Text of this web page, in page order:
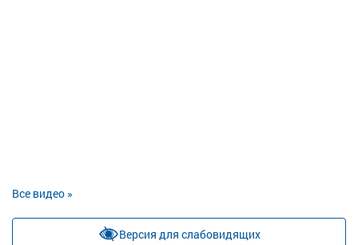
Все видео »
Версия для слабовидящих